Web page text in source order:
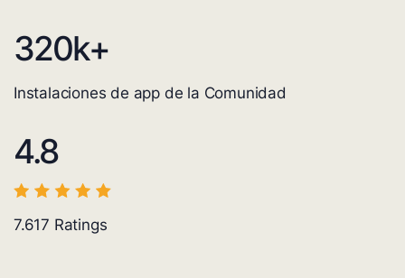
320k+
Instalaciones de app de la Comunidad
4.8
7.617 Ratings